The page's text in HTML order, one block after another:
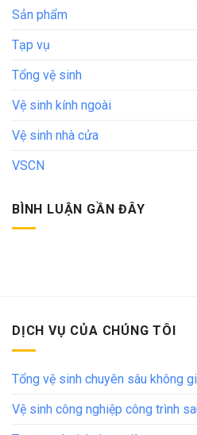
Sản phẩm
Tạp vụ
Tổng vệ sinh
Vệ sinh kính ngoài
Vệ sinh nhà cửa
VSCN
BÌNH LUẬN GẦN ĐÂY
DỊCH VỤ CỦA CHÚNG TÔI
Tổng vệ sinh chuyên sâu không
Vệ sinh công nghiệp công trình